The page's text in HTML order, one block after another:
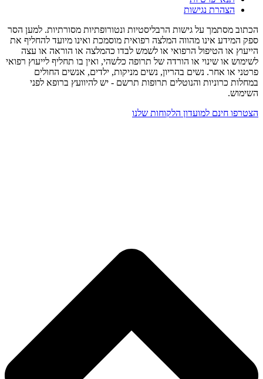
הצהרת נגישות
הכתוב מסתמך על גישות הרבליסטיות ונטורופתיות מסורתיות. למען הסר
ספק המידע אינו מהווה המלצה רפואית מוסמכת ואינו מיועד להחליף את
הייעוץ או הטיפול הרפואי או לשמש לבדו כהמלצה או הוראה או עצה
לשימוש או שינוי או הורדה של תרופה כלשהי, ואין בו תחליף לייעוץ רפואי
פרטני או אחר. נשים בהריון, נשים מניקות, ילדים, אנשים החולים
במחלות כרוניות והנוטלים תרופות תרשם - יש להיוועץ ברופא לפני
השימוש.
הצטרפו חינם למועדון הלקוחות שלנו